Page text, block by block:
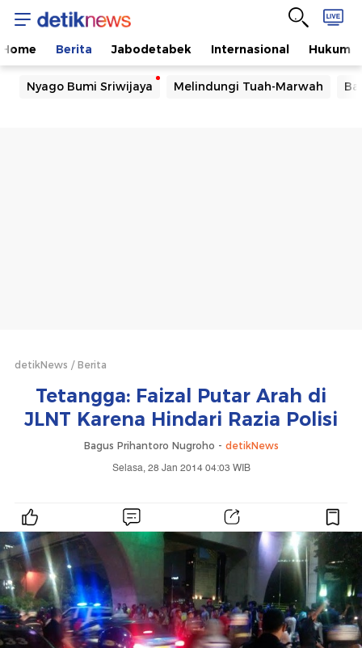
Home Berita Jabodetabek Internasional Hukum
Nyago Bumi Sriwijaya Melindungi Tuah-Marwah
detikNews Berita
Tetangga: Faizal Putar Arah di
JLNT Karena Hindari Razia Polisi
Bagus Prihantoro Nugroho - detikNews
Selasa, 28 Jan 2014 04:03 WIB